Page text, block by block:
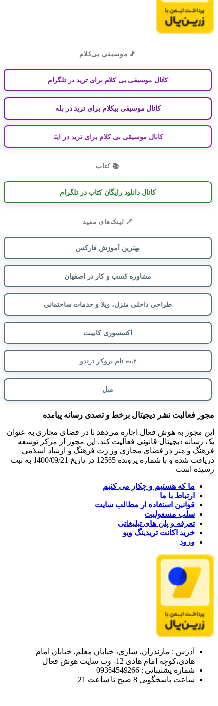
🎵 موسیقی بی‌کلام
کانال موسیقی بی کلام برای ترید در تلگرام
کانال موسیقی بیکلام برای ترید در بله
کانال موسیقی بی کلام برای ترید در ایتا
📚 کتاب
کانال دانلود رایگان کتاب در تلگرام
🔗 لینک‌های مفید
بهترین آموزش فارکس
مشاوره کسب و کار در اصفهان
طراحی داخلی منزل، ویلا و خدمات ساختمانی
اکسسوری کابینت
ثبت نام بروکر ترندو
مبل
مجوز فعالیت نشر دیجیتال برخط و تصدی رسانه پیامده
این مجوز به هوش فعال اجازه می‌دهد تا در فضای مجازی به عنوان
یک رسانه دیجیتال قانونی فعالیت کند. این مجوز از مرکز توسعه
فرهنگ و هنر در فضای مجازی وزارت فرهنگ و ارشاد اسلامی
دریافت شده و با شماره پرونده 12565 در تاریخ 1400/09/21 به ثبت
رسیده است
ما که هستیم و چکار می کنیم
ارتباط با ما
قوانین استفاده از مطالب سایت
سلب مسعولیت
تعرفه و پلن های تبلیغاتی
خرید اکانت تریدینگ ویو
ورود
آدرس : مازندران، ساری، خیابان معلم، خیابان امام
هادی،کوچه امام هادی 12- وب سایت هوش فعال
شماره پشتیبانی : 09364549266
ساعت پاسخگویی 8 صبح تا ساعت 21